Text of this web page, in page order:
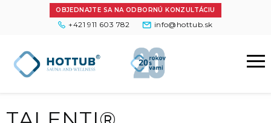
OBJEDNAJTE SA NA ODBORNÚ KONZULTÁCIU
+421 911 603 782 info@hottub.sk